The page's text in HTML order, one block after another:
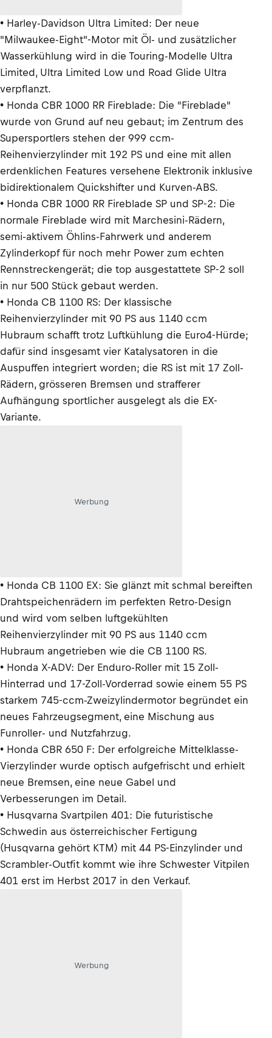
• Harley-Davidson Ultra Limited: Der neue
"Milwaukee-Eight"-Motor mit Öl- und zusätzlicher
Wasserkühlung wird in die Touring-Modelle Ultra
Limited, Ultra Limited Low und Road Glide Ultra
verpflanzt.
• Honda CBR 1000 RR Fireblade: Die "Fireblade"
wurde von Grund auf neu gebaut; im Zentrum des
Supersportlers stehen der 999 ccm-
Reihenvierzylinder mit 192 PS und eine mit allen
erdenklichen Features versehene Elektronik inklusive
bidirektionalem Quickshifter und Kurven-ABS.
• Honda CBR 1000 RR Fireblade SP und SP-2: Die
normale Fireblade wird mit Marchesini-Rädern,
semi-aktivem Öhlins-Fahrwerk und anderem
Zylinderkopf für noch mehr Power zum echten
Rennstreckengerät; die top ausgestattete SP-2 soll
in nur 500 Stück gebaut werden.
• Honda CB 1100 RS: Der klassische
Reihenvierzylinder mit 90 PS aus 1140 ccm
Hubraum schafft trotz Luftkühlung die Euro4-Hürde;
dafür sind insgesamt vier Katalysatoren in die
Auspuffen integriert worden; die RS ist mit 17 Zoll-
Rädern, grösseren Bremsen und strafferer
Aufhängung sportlicher ausgelegt als die EX-
Variante.
Werbung
• Honda CB 1100 EX: Sie glänzt mit schmal bereiften
Drahtspeichenrädern im perfekten Retro-Design
und wird vom selben luftgekühlten
Reihenvierzylinder mit 90 PS aus 1140 ccm
Hubraum angetrieben wie die CB 1100 RS.
• Honda X-ADV: Der Enduro-Roller mit 15 Zoll-
Hinterrad und 17-Zoll-Vorderrad sowie einem 55 PS
starkem 745-ccm-Zweizylindermotor begründet ein
neues Fahrzeugsegment, eine Mischung aus
Funroller- und Nutzfahrzug.
• Honda CBR 650 F: Der erfolgreiche Mittelklasse-
Vierzylinder wurde optisch aufgefrischt und erhielt
neue Bremsen, eine neue Gabel und
Verbesserungen im Detail.
• Husqvarna Svartpilen 401: Die futuristische
Schwedin aus österreichischer Fertigung
(Husqvarna gehört KTM) mit 44 PS-Einzylinder und
Scrambler-Outfit kommt wie ihre Schwester Vitpilen
401 erst im Herbst 2017 in den Verkauf.
Werbung